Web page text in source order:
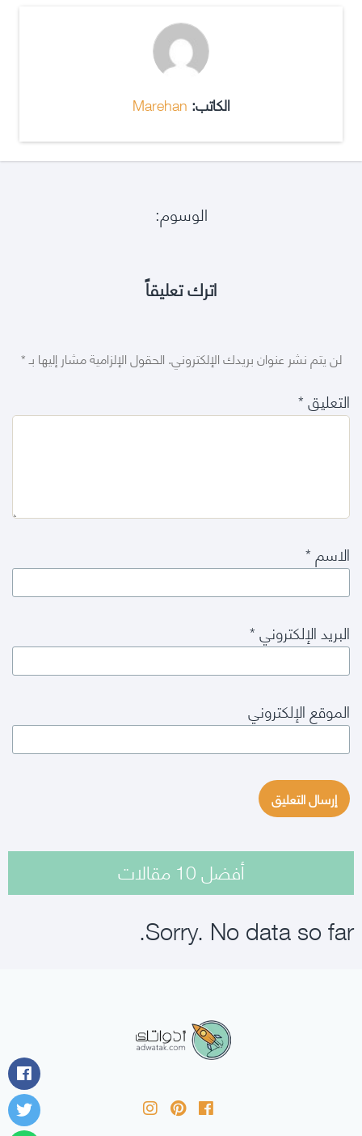
الكاتب: Marehan
الوسوم:
اترك تعليقاً
لن يتم نشر عنوان بريدك الإلكتروني.الحقول الإلزامية مشار إليها بـ*
التعليق*
الاسم*
البريد الإلكتروني*
الموقع الإلكتروني
أفضل 10 مقالات
Sorry. No data so far.